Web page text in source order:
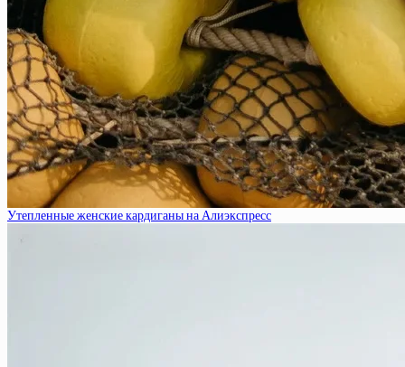
Утепленные женские кардиганы на Алиэкспресс